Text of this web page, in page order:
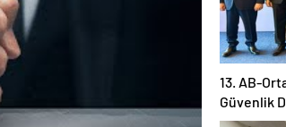
13. AB-
Güvenlik